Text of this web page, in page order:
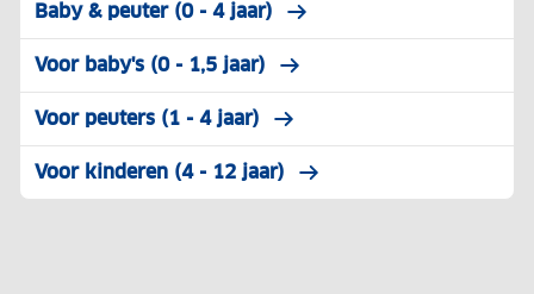
Baby & peuter (0 - 4 jaar)
Voor baby's (0 - 1,5 jaar)
Voor peuters (1 - 4 jaar)
Voor kinderen (4 - 12 jaar)